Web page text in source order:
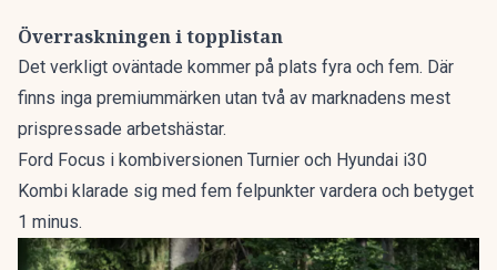
Överraskningen i topplistan
Det verkligt oväntade kommer på plats fyra och fem. Där
finns inga premiummärken utan två av marknadens mest
prispressade arbetshästar.
Ford Focus i kombiversionen Turnier och Hyundai i30
Kombi klarade sig med fem felpunkter vardera och betyget
1 minus.